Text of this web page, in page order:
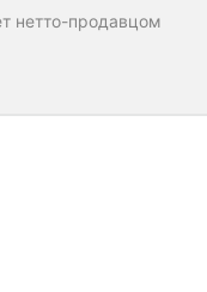
нетто-продавцом